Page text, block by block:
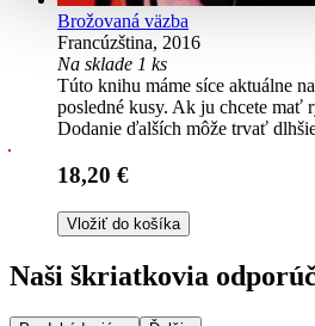
Brožovaná väzba
Francúzština, 2016
Na sklade 1 ks
Túto knihu máme síce aktuálne
posledné kusy. Ak ju chcete mať
Dodanie ďalších môže trvať
18,20 €
Vložiť do košíka
Naši škriatkovia